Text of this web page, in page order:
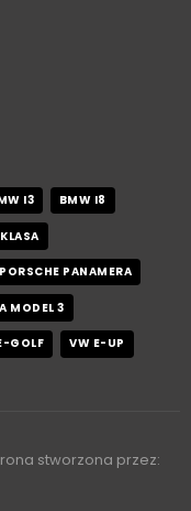
I3 BMW I8
PORSCHE PANAMERA
MODEL 3
GOLF VW E-UP
stworzona przez: